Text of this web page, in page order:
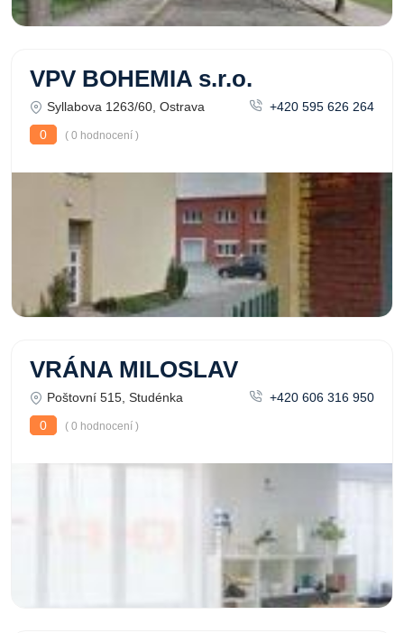
VPV BOHEMIA s.r.o.
Syllabova 1263/60, Ostrava
+420 595 626 264
0
( 0 hodnocení )
VRÁNA MILOSLAV
Poštovní 515, Studénka
+420 606 316 950
0
( 0 hodnocení )